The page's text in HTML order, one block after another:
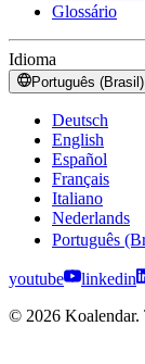
Glossário
Idioma
Português (Brasil)
Deutsch
English
Español
Français
Italiano
Nederlands
Português
youtube linkedin
© 2026 Koalendar.